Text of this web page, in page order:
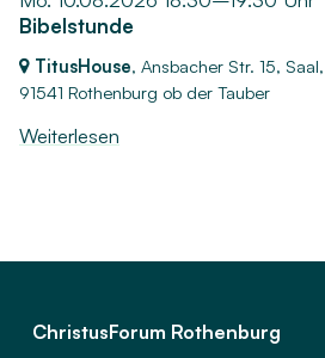
Bibelstunde
TitusHouse, Ansbacher Str. 15, Saal,
91541 Rothenburg ob der Tauber
Weiterlesen
ChristusForum Rothenburg